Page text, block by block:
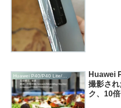
Huawei
撮影さ
ク、10